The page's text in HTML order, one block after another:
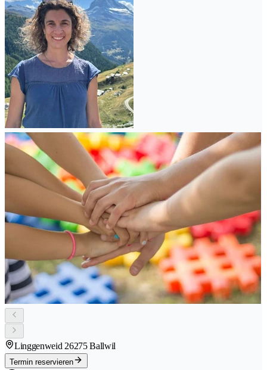
Linggenweid 26275 Ballwil
Termin reservieren